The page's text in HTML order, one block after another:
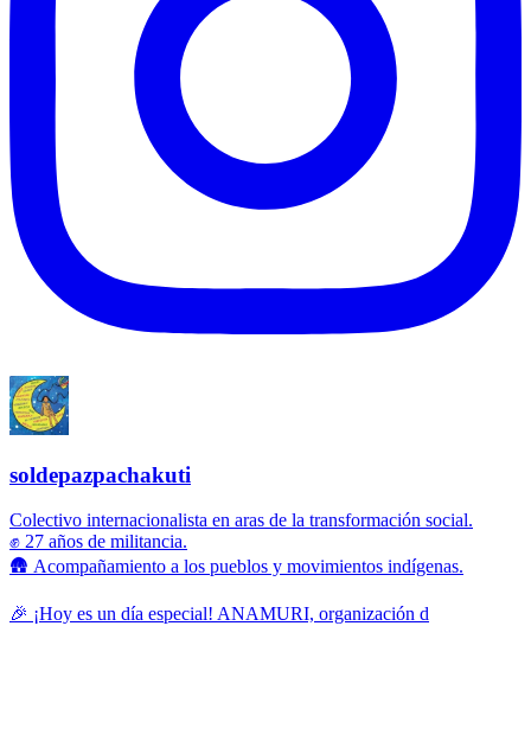
soldepazpachakuti
Colectivo internacionalista en aras de la transformación social.
✊ 27 años de militancia.
🛖 Acompañamiento a los pueblos y movimientos indígenas.
🎉 ¡Hoy es un día especial! ANAMURI, organización d